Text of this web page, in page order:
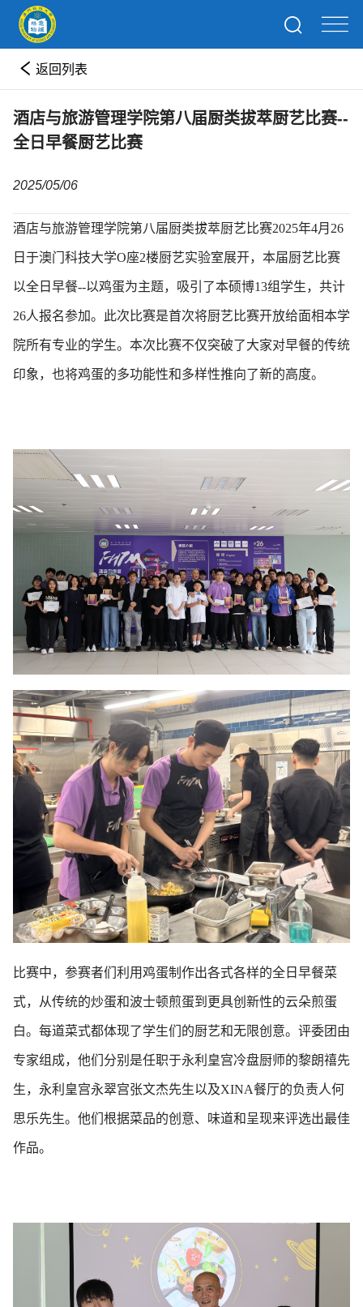
返回列表
酒店与旅游管理学院第八届厨类拔萃厨艺比赛--
全日早餐厨艺比赛
2025/05/06
酒店与旅游管理学院第八届厨类拔萃厨艺比赛2025年4月26
日于澳门科技大学O座2楼厨艺实验室展开，本届厨艺比赛
以全日早餐--以鸡蛋为主题，吸引了本硕博13组学生，共计
26人报名参加。此次比赛是首次将厨艺比赛开放给面相本学
院所有专业的学生。本次比赛不仅突破了大家对早餐的传统
印象，也将鸡蛋的多功能性和多样性推向了新的高度。
比赛中，参赛者们利用鸡蛋制作出各式各样的全日早餐菜
式，从传统的炒蛋和波士顿煎蛋到更具创新性的云朵煎蛋
白。每道菜式都体现了学生们的厨艺和无限创意。评委团由
专家组成，他们分别是任职于永利皇宫冷盘厨师的黎朗禧先
生，永利皇宫永翠宫张文杰先生以及XINA餐厅的负责人何
思乐先生。他们根据菜品的创意、味道和呈现来评选出最佳
作品。